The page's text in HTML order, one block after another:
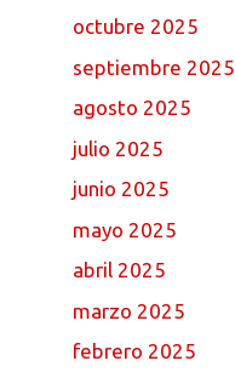
octubre 2025
septiembre 2025
agosto 2025
julio 2025
junio 2025
mayo 2025
abril 2025
marzo 2025
febrero 2025